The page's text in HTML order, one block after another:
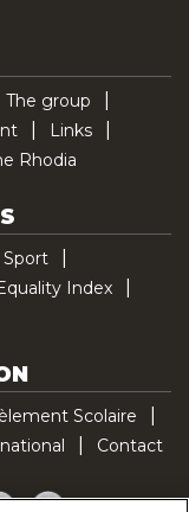
The group
Links
Rhodia
Sport
Index
Scolaire
Contact
PinterestTikTok